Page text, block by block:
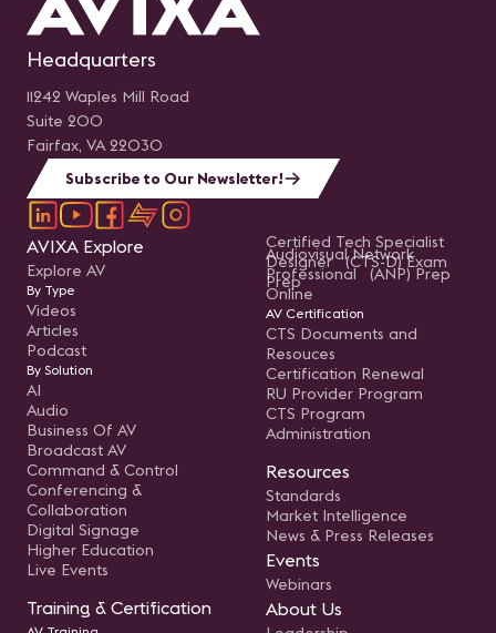
Headquarters
11242 Waples Mill Road
Suite 200
Fairfax, VA 22030
Subscribe to Our Newsletter!
AVIXA Explore
Explore AV
By Type
Videos
Articles
Podcast
By Solution
AI
Audio
Business Of AV
Broadcast AV
Command & Control
Conferencing &
Collaboration
Digital Signage
Higher Education
Live Events
Training & Certification
Certified Tech Specialist
Designer (CTS-D) Exam
Prep
Audiovisual Network
Professional (ANP) Prep
Online
AV Certification
CTS Documents and
Resouces
Certification Renewal
RU Provider Program
CTS Program
Administration
Resources
Standards
Market Intelligence
News & Press Releases
Events
Webinars
About Us